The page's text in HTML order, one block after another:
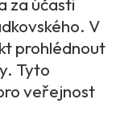
V
prohlédnout
Tyto
veřejnost